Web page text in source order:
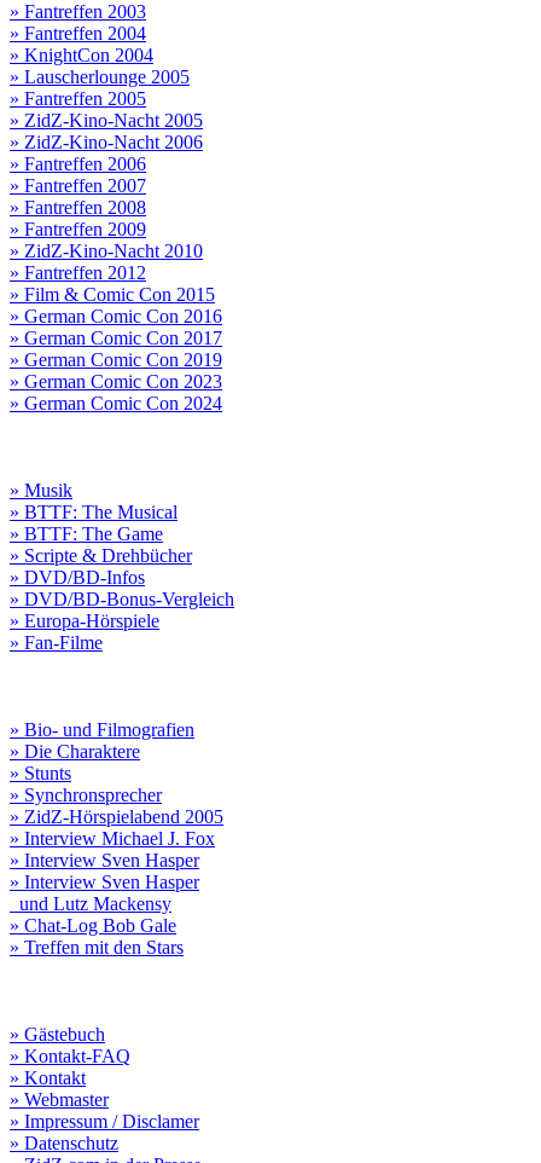
» Fantreffen 2003
» Fantreffen 2004
» KnightCon 2004
» Lauscherlounge 2005
» Fantreffen 2005
» ZidZ-Kino-Nacht 2005
» ZidZ-Kino-Nacht 2006
» Fantreffen 2006
» Fantreffen 2007
» Fantreffen 2008
» Fantreffen 2009
» ZidZ-Kino-Nacht 2010
» Fantreffen 2012
» Film & Comic Con 2015
» German Comic Con 2016
» German Comic Con 2017
» German Comic Con 2019
» German Comic Con 2023
» German Comic Con 2024
» Musik
» BTTF: The Musical
» BTTF: The Game
» Scripte & Drehbücher
» DVD/BD-Infos
» DVD/BD-Bonus-Vergleich
» Europa-Hörspiele
» Fan-Filme
» Bio- und Filmografien
» Die Charaktere
» Stunts
» Synchronsprecher
» ZidZ-Hörspielabend 2005
» Interview Michael J. Fox
» Interview Sven Hasper
» Interview Sven Hasper
und Lutz Mackensy
» Chat-Log Bob Gale
» Treffen mit den Stars
» Gästebuch
» Kontakt-FAQ
» Kontakt
» Webmaster
» Impressum / Disclamer
» Datenschutz